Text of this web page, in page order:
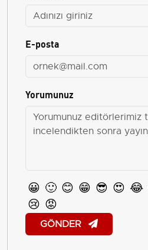
E-posta
Yorumunuz
😀 🙂 😊 😁 😎 😍 😂
😢 😡
GÖNDER